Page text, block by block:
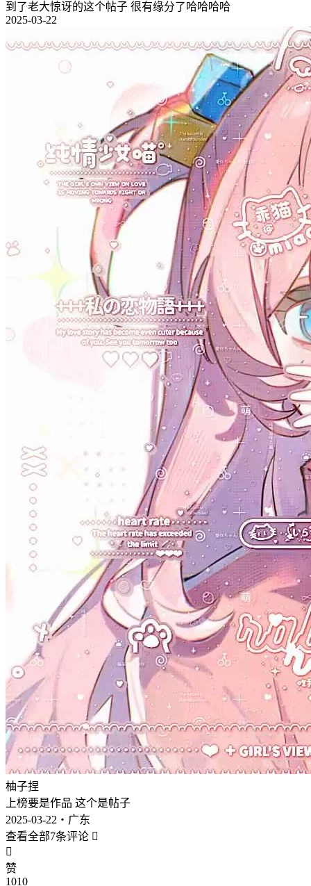
到了老大惊讶的这个帖子 很有缘分了哈哈哈哈
2025-03-22
柚子捏
上榜要是作品 这个是帖子
2025-03-22・广东
查看全部7条评论 

赞
1010